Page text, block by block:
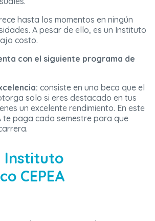
hasta los momentos en ningún
A pesar de ello, es un Instituto
costo.
con el siguiente programa de
consiste en una beca que el
solo si eres destacado en tus
un excelente rendimiento. En este
te paga cada semestre para que
Instituto
CEPEA